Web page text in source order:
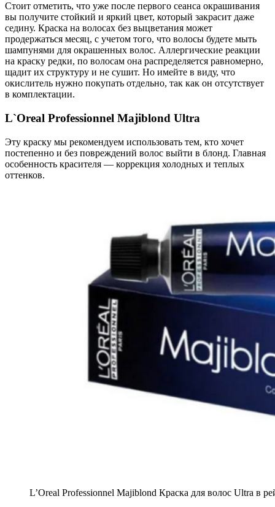
Стоит отметить, что уже после первого сеанса окрашивания
вы получите стойкий и яркий цвет, который закрасит даже
седину. Краска на волосах без выцветания может
продержаться месяц, с учетом того, что волосы будете мыть
шампунями для окрашенных волос. Аллергические реакции
на краску редки, по волосам она распределяется равномерно,
щадит их структуру и не сушит. Но имейте в виду, что
окислитель нужно покупать отдельно, так как он отсутствует
в комплектации.
L`Oreal Professionnel Majiblond Ultra
Эту краску мы рекомендуем использовать тем, кто хочет
постепенно и без повреждений волос выйти в блонд. Главная
особенность красителя — коррекция холодных и теплых
оттенков.
L’Oreal Professionnel Majiblond Краска для волос Ultra в